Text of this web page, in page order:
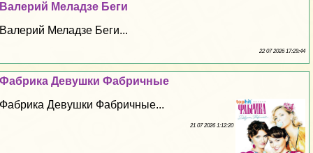
Валерий Меладзе Беги
Валерий Меладзе Беги...
22 07 2026 17:29:44
Фабрика Дeвyшки Фабричные
Фабрика Дeвyшки Фабричные...
21 07 2026 1:12:20